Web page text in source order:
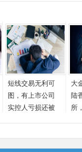
短线交易无利可
图，有上市公司
实控人亏损还被
大
陆
所